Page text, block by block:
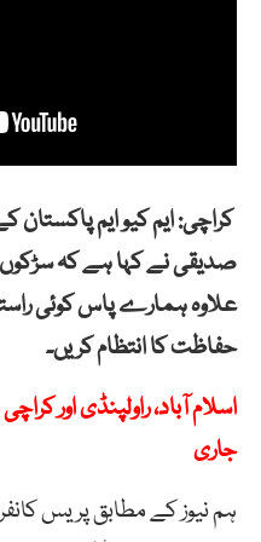
کراچی: ایم کیو ایم پاکستان
صدیقی نے کہا ہے کہ سڑکوں
علاوہ ہمارے پاس کوئی
حفاظت کا انتظام کریں۔
اسلام آباد، راولپنڈی اور
جاری
ہم نیوز کے مطابق پریس